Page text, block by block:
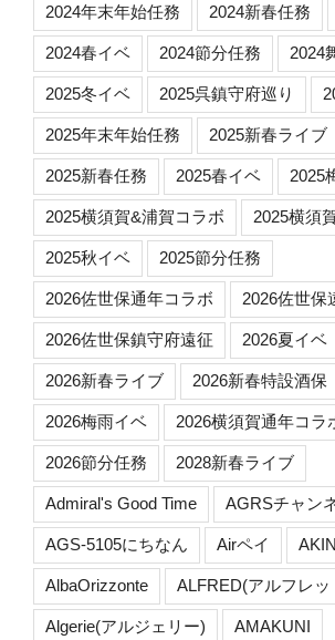
2024年末年始任務 2024新春任務
2024春イベ 2024節分任務 2024
2025冬イベ 2025呉鎮守府巡り
2025年末年始任務 2025新春ライブ
2025新春任務 2025春イベ 2025
2025横須賀&浦賀コラボ 2025横須
2025秋イベ 2025節分任務
2026佐世保通年コラボ 2026佐世保
2026佐世保鎮守府遠征 2026夏イベ
2026新春ライブ 2026新春特設酒保
2026梅雨イベ 2026横須賀通年コラ
2026節分任務 2028新春ライブ
Admiral's Good Time AGRSチャン
AGS-5105にちなん Airペイ
AlbaOrizzonte ALFRED(アルフレッ
Algerie(アルジェリー) AMAKUNI